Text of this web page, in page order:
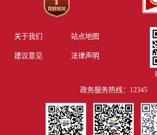
关于我们 站点地图
建议意见 法律声明
政务服务热线：12345